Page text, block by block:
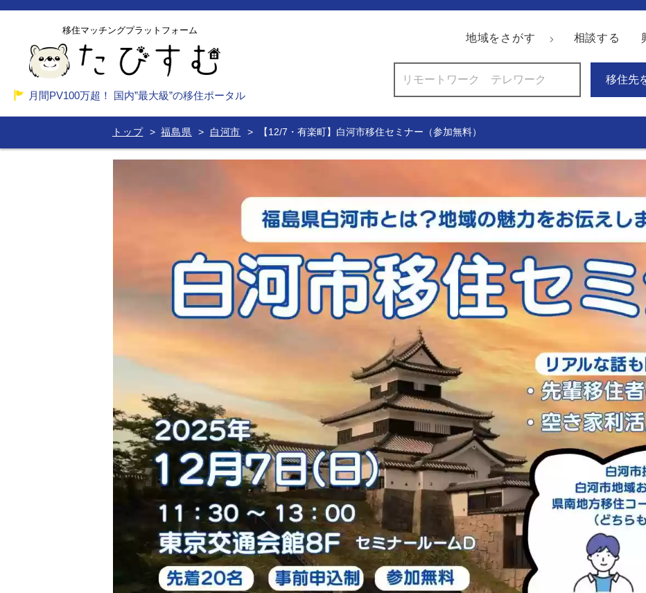
移住マッチングプラットフォーム
月間PV100万超！ 国内”最大級”の移住ポータル
地域をさがす 相談する
移住先
トップ 福島県 白河市 【12/7・有楽町】白河市移住セミナー（参加無料）